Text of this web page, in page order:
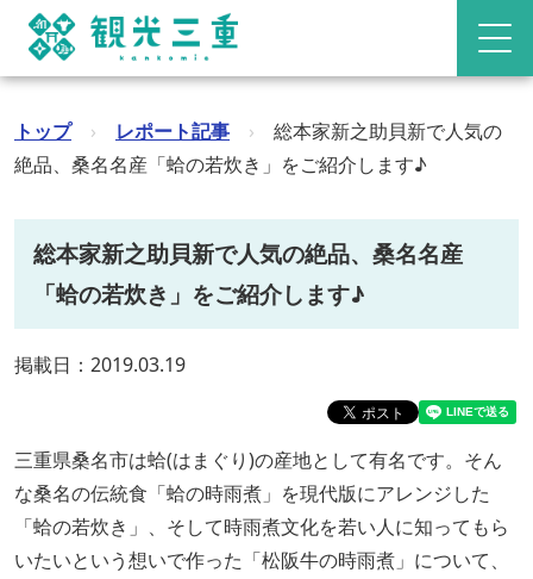
トップ › レポート記事 ›
総本家新之助貝新で人気の
絶品、桑名名産「蛤の若炊き」をご紹介します♪
総本家新之助貝新で人気の絶品、桑名名産
「蛤の若炊き」をご紹介します♪
掲載日：2019.03.19
三重県桑名市は蛤(はまぐり)の産地として有名です。そん
な桑名の伝統食「蛤の時雨煮」を現代版にアレンジした
「蛤の若炊き」、そして時雨煮文化を若い人に知ってもら
いたいという想いで作った「松阪牛の時雨煮」について、